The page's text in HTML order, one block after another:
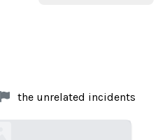
the unrelated incidents